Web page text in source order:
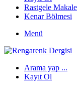
Rastgele Makale
Kenar Bölmesi
Menü
Arama yap ...
Kayıt Ol